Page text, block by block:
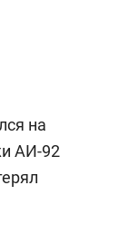
на
АИ-92